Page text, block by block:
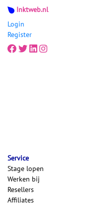
Inktweb.nl
Login
Register
Service
Stage lopen
Werken bij
Resellers
Affiliates